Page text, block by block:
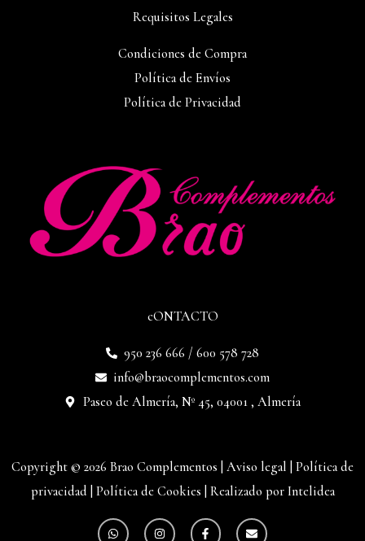
cONTACTO
950 236 666 / 600 578 728
info@braocomplementos.com
Paseo de Almería, Nº 45, 04001 , Almería
Requisitos Legales
Condiciones de Compra
Política de Envíos
Política de Privacidad
Copyright © 2026 Brao Complementos | Aviso legal Política de
privacidad Política de Cookies Realizado por Intelidea
W
h
I
n
F
a
E
n